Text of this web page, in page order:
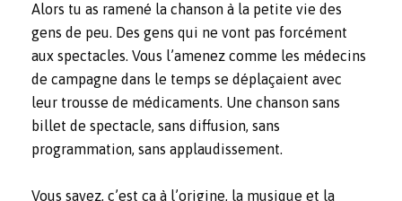
Alors tu as ramené la chanson à la petite vie des
gens de peu. Des gens qui ne vont pas forcément
aux spectacles. Vous l’amenez comme les médecins
de campagne dans le temps se déplaçaient avec
leur trousse de médicaments. Une chanson sans
billet de spectacle, sans diffusion, sans
programmation, sans applaudissement.
Vous savez, c’est ça à l’origine, la musique et la